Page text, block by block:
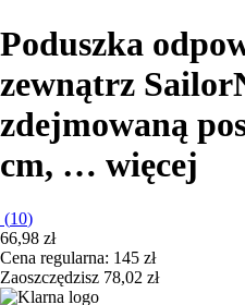
Poduszka
zewnątrz Sailor
zdejmowaną
cm, … więcej
(10)
66,98 zł
Cena regularna: 145 zł
Zaoszczędzisz 78,02 zł